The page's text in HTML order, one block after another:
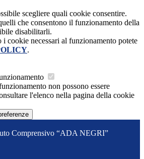
scegliere quali cookie consentire.
che consentono il funzionamento della
disabilitarli.
i cookie necessari al funzionamento potete
.
non possono essere
l'elenco nella pagina della cookie
Comprensivo “ADA NEGRI”